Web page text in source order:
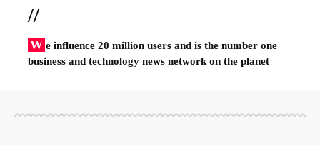
//
W e influence 20 million users and is the number one
business and technology news network on the planet